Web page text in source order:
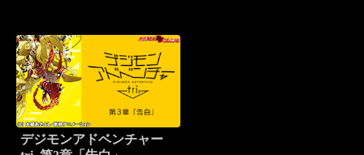
デジモンアドベンチャー